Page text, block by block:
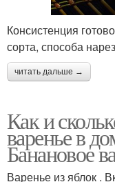
Консистенция
сорта, способа
читать дальше →
Как и
варенье в
Банановое
Варенье из яблок .